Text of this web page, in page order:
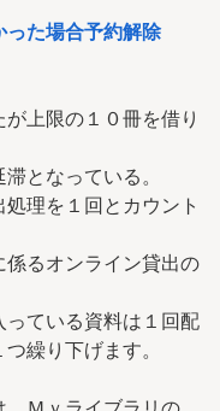
った場合予約解除
例
限の１０冊を借り
なっている。
を１回とカウント
オンライン貸出の
いる資料は１回配
繰り下げます。